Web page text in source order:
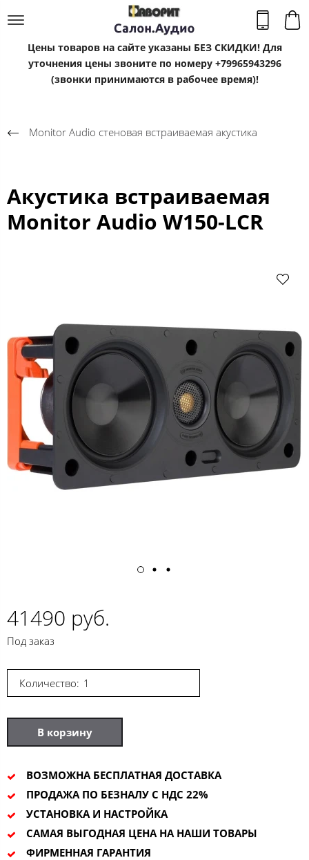
Цены товаров на сайте указаны БЕЗ СКИДКИ! Для
уточнения цены звоните по номеру +79965943296
(звонки принимаются в рабочее время)!
Monitor Audio стеновая встраиваемая акустика
Акустика встраиваемая
Monitor Audio W150-LCR
41490 руб.
Под заказ
Количество:
В корзину
ВОЗМОЖНА БЕСПЛАТНАЯ ДОСТАВКА
ПРОДАЖА ПО БЕЗНАЛУ С НДС 22%
УСТАНОВКА И НАСТРОЙКА
САМАЯ ВЫГОДНАЯ ЦЕНА НА НАШИ ТОВАРЫ
ФИРМЕННАЯ ГАРАНТИЯ